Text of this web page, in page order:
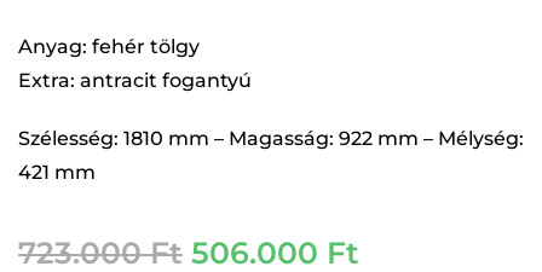
Anyag: fehér tölgy
Extra: antracit fogantyú
Szélesség: 1810 mm – Magasság: 922 mm – Mélység:
421 mm
723.000Ft 506.000 Ft